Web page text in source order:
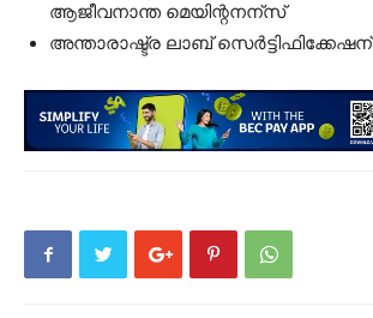
ആജീവനാന്ത മെയിന്റനന്സ്
അന്താരാഷ്ട്ര ലാബ് സെർട്ടിഫിക്കേഷന്